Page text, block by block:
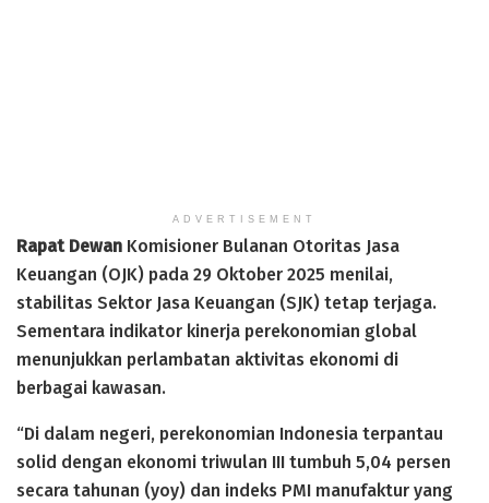
ADVERTISEMENT
Rapat Dewan Komisioner Bulanan Otoritas Jasa
Keuangan (OJK) pada 29 Oktober 2025 menilai,
stabilitas Sektor Jasa Keuangan (SJK) tetap terjaga.
Sementara indikator kinerja perekonomian global
menunjukkan perlambatan aktivitas ekonomi di
berbagai kawasan.
“Di dalam negeri, perekonomian Indonesia terpantau
solid dengan ekonomi triwulan III tumbuh 5,04 persen
secara tahunan (yoy) dan indeks PMI manufaktur yang